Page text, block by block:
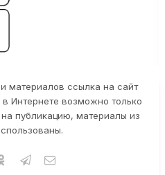
материалов ссылка на сайт
Интернете возможно только
публикацию, материалы из